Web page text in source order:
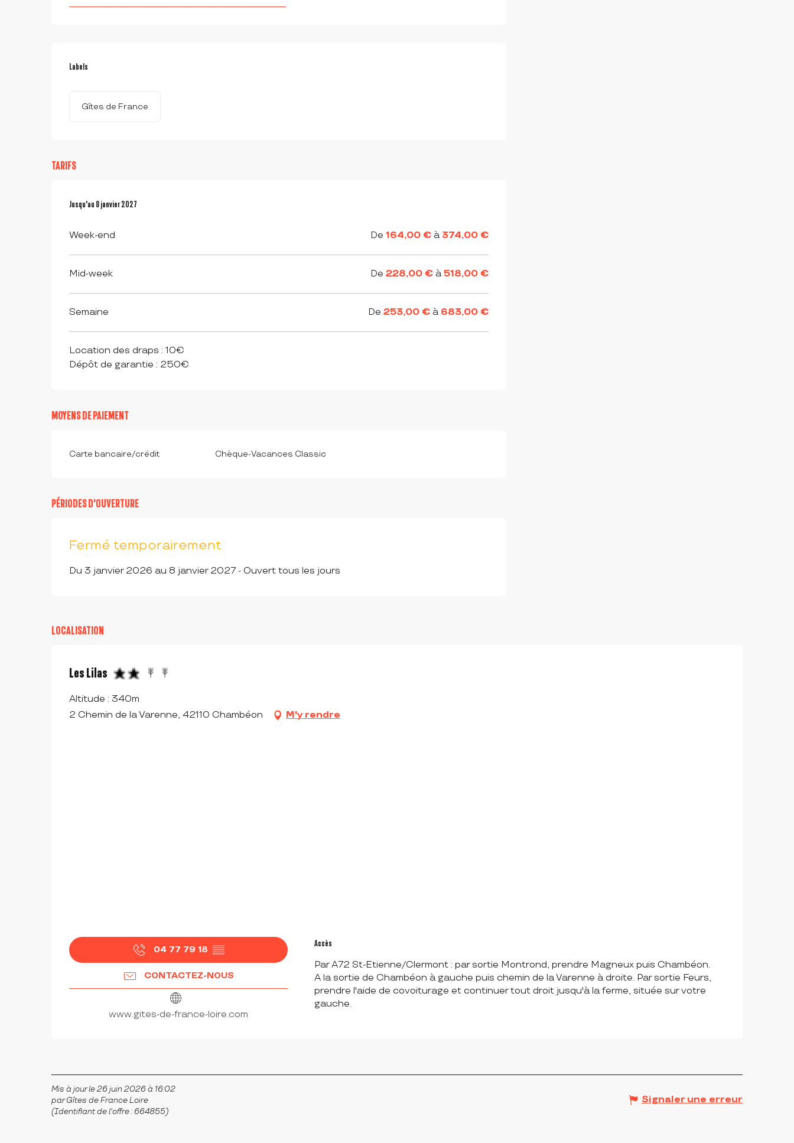
OFFRES DE PRESTATIONS
Labels
Labels
Gîtes de France
TARIFS
Du3 janvier 2026au8 janvier 2027
Jusqu'au 8 janvier 2027
Week-end De164,00 € à 374,00 €
Mid-week De228,00 € à 518,00 €
Semaine De253,00 € à 683,00 €
Location des draps : 10€
Dépôt de garantie : 250€
MOYENS DE PAIEMENT
Carte bancaire/crédit Chèque-Vacances Classic
PÉRIODES D'OUVERTURE
Fermé temporairement
Du 3 janvier 2026 au 8 janvier 2027 - Ouvert tous les jours
LOCALISATION
Les Lilas
Altitude : 340m
2 Chemin de la Varenne, 42110 Chambéon
M'y rendre
04 77 79 18 ▒▒
CONTACTEZ-NOUS
www.gites-de-france-loire.com
Accès
Accès
Par A72 St-Etienne/Clermont : par sortie Montrond, prendre Magneux puis Chambéon.
A la sortie de Chambéon à gauche puis chemin de la Varenne à droite. Par sortie Feurs,
prendre l'aide de covoiturage et continuer tout droit jusqu'à la ferme, située sur votre
gauche.
Mis à jour le 26 juin 2026 à 16:02
par Gîtes de France Loire
(Identifiant de l'offre : 664855)
Signaler une erreur